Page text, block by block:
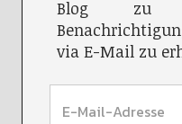
Blog zu
via E-Mail zu